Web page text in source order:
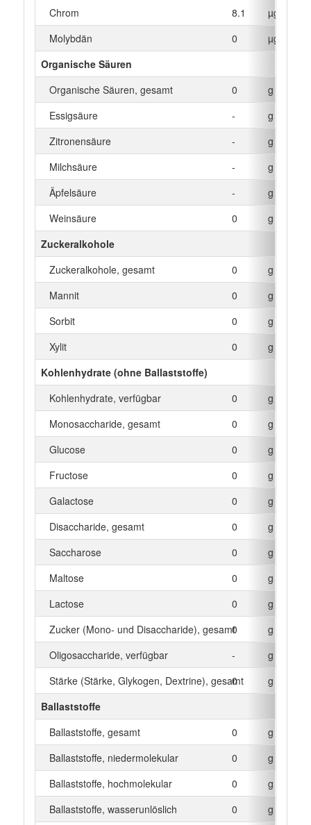
Chrom 8.1
µg
Molybdän
0
µg
Organische Säuren
Organische Säuren, gesamt
0
g
Essigsäure
-
g
Zitronensäure
-
g
Milchsäure
-
g
Äpfelsäure
-
g
Weinsäure
0
g
Zuckeralkohole
Zuckeralkohole, gesamt
0
g
Mannit
0
g
Sorbit
0
g
Xylit
0
g
Kohlenhydrate (ohne Ballaststoffe)
Kohlenhydrate, verfügbar
0
g
Monosaccharide, gesamt
0
g
Glucose
0
g
Fructose
0
g
Galactose
0
g
Disaccharide, gesamt
0
g
Saccharose
0
g
Maltose
0
g
Lactose
0
g
Zucker (Mono- und Disaccharide), gesamt0
g
Oligosaccharide, verfügbar
-
g
Stärke (Stärke, Glykogen, Dextrine), gesamt
0
g
Ballaststoffe
Ballaststoffe, gesamt
0
g
Ballaststoffe, niedermolekular
0
g
Ballaststoffe, hochmolekular
0
g
Ballaststoffe, wasserunlöslich
0
g